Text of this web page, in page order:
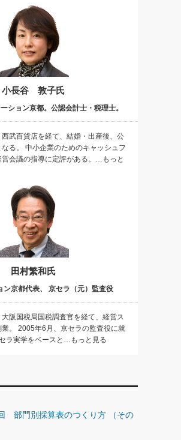
小長谷 敦子氏
ション京都。公認会計士・税理士。
武百貨店を経て、結婚・出産後、公
る。 中小企業のためのキャッシュフ
営会議の指導に定評がある。…もっと
田村繁和氏
ン京都代表、 京セラ（元）監査役
阪国税局国税調査官を経て、経営ス
。 2005年6月、京セラの監査役に就
ラ実学をベースと…もっと見る
部門別採算表のつくり方 （その